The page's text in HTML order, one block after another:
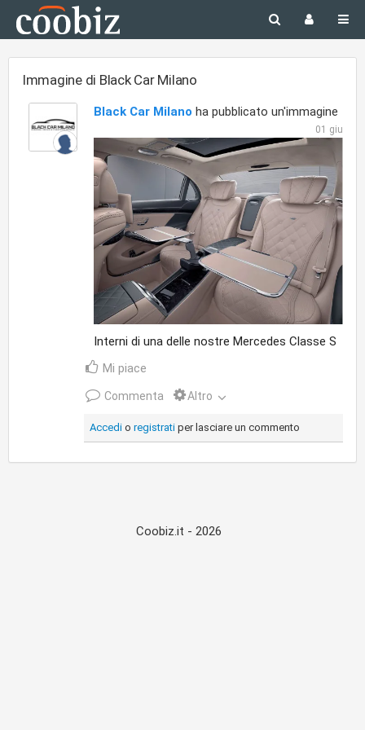
Immagine di Black Car Milano
Black Car Milano ha pubblicato un'immagine
01 giu
Interni di una delle nostre Mercedes Classe S
Mi piace
Commenta Altro
Accedi o registrati per lasciare un commento
Coobiz.it - 2026